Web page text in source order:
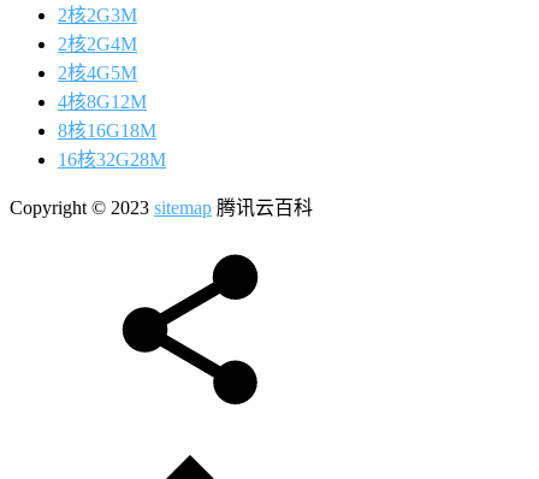
2核2G3M
2核2G4M
2核4G5M
4核8G12M
8核16G18M
16核32G28M
Copyright © 2023 sitemap 腾讯云百科